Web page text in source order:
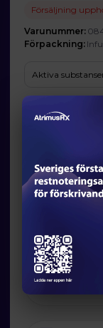
Försäljning
Varunummer:
Förpackning:
Aktiva
Prognos och
Startdatum:
2025-10-
Slutdatum:-
Orsak till